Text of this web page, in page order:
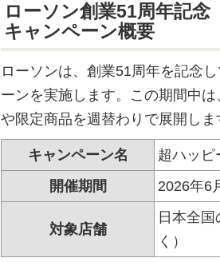
ローソン創業51周年記念
キャンペーン概要
ローソンは、創業51周年を記念
ーンを実施します。この期間中
や限定商品を週替わりで展開しま
キャンペーン名
超ハッピ
開催期間
2026年6
対象店舗
日本全
く）